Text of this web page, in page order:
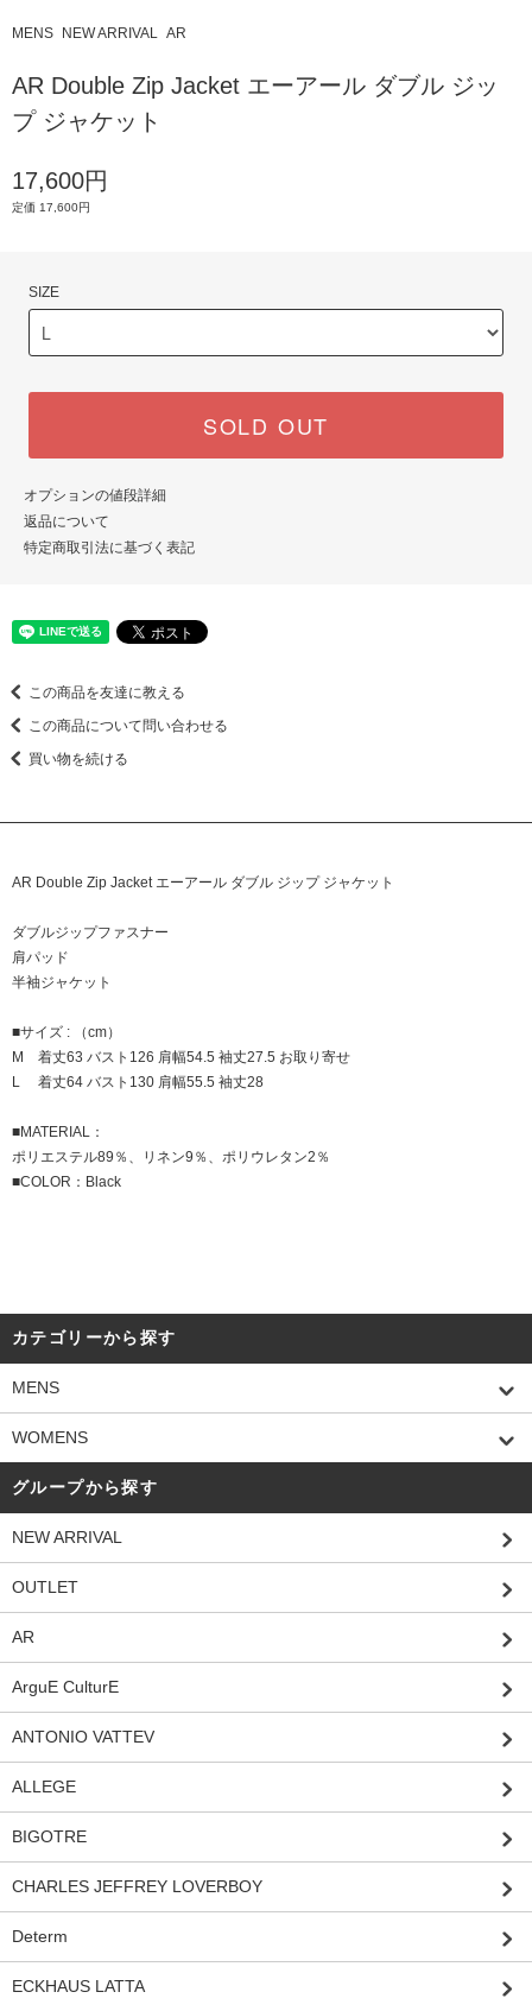
MENS NEW ARRIVAL AR
AR Double Zip Jacket エーアール ダブル ジッ
プ ジャケット
17,600円
定価 17,600円
SIZE
SOLD OUT
オプションの値段詳細
返品について
特定商取引法に基づく表記
この商品を友達に教える
この商品について問い合わせる
買い物を続ける
AR Double Zip Jacket エーアール ダブル ジップ ジャケット
ダブルジップファスナー
肩パッド
半袖ジャケット
■サイズ : （cm）
M 着丈63 バスト126 肩幅54.5 袖丈27.5 お取り寄せ
L 着丈64 バスト130 肩幅55.5 袖丈28
■MATERIAL：
ポリエステル89％、リネン9％、ポリウレタン2％
■COLOR：Black
カテゴリーから探す
MENS
WOMENS
グループから探す
NEW ARRIVAL
OUTLET
AR
ArguE CulturE
ANTONIO VATTEV
ALLEGE
BIGOTRE
CHARLES JEFFREY LOVERBOY
Determ
ECKHAUS LATTA